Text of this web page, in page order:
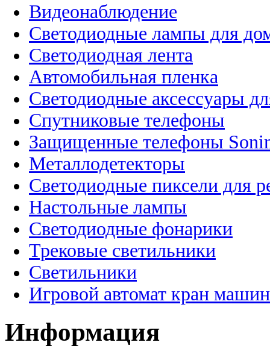
Видеонаблюдение
Светодиодные лампы для
Светодиодная лента
Автомобильная пленка
Светодиодные аксессуары
Спутниковые телефоны
Защищенные телефоны
Металлодетекторы
Светодиодные пиксели для
Настольные лампы
Светодиодные фонарики
Трековые светильники
Светильники
Игровой автомат кран
Информация